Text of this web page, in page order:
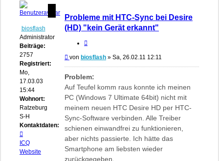
biosflash
Administrator
Beiträge:
2757
Registriert:
Mo,
17.03.03
15:44
Wohnort:
Ratzeburg,
S-H
Kontaktdaten:
von
biosflash
ICQ
Website
Probleme mit HTC-Sync bei Desire
(HD) "kein Gerät erkannt"
Beitrag
von biosflash » Sa, 26.02.11 12:11
Problem:
Auf Teufel komm raus konnte ich meinen
PC (Windows 7 Ultimate 64bit) nicht mit
meinem neuen HTC Desire HD per HTC-
Sync-Software verbinden. Alle Treiber
schienen einwandfrei zu funktionieren,
aber nichts passierte. Ich hätte das
Smartphone am liebsten wieder
zurückgegeben.